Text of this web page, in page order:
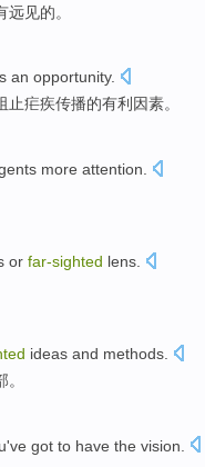
远见的。
an opportunity.
止疟疾传播的有利 因素。
more attention
or far-sighted lens
ideas and methods
。
got to have the vision